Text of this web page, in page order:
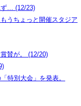
ず… (12/23)
うちょっと開催スタジア
賛が。 (12/20)
特別大会」を発表。